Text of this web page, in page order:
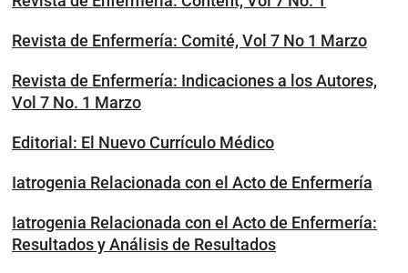
Revista de Enfermería: Comité, Vol 7 No 1 Marzo
Revista de Enfermería: Indicaciones a los Autores,
Vol 7 No. 1 Marzo
Editorial: El Nuevo Currículo Médico
Iatrogenia Relacionada con el Acto de Enfermería
Iatrogenia Relacionada con el Acto de Enfermería:
Resultados y Análisis de Resultados